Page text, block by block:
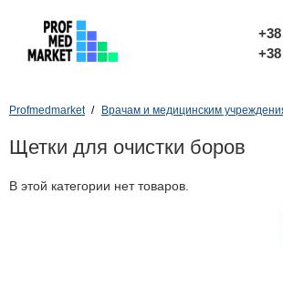
Profmedmarket Врачам и медицинским
Щетки для очистки боров
В этой категории нет товаров.